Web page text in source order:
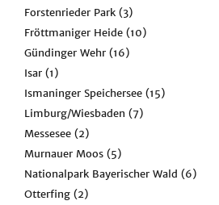
Forstenrieder Park (3)
Fröttmaniger Heide (10)
Gündinger Wehr (16)
Isar (1)
Ismaninger Speichersee (15)
Limburg/Wiesbaden (7)
Messesee (2)
Murnauer Moos (5)
Nationalpark Bayerischer Wald (6)
Otterfing (2)